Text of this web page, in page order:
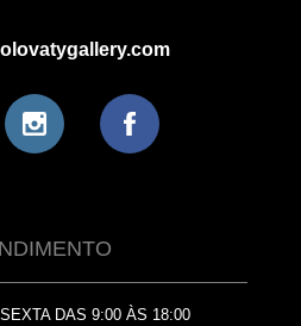
DAS 9:00 ÀS 18:00